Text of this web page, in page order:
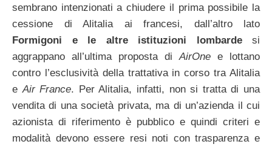
sembrano intenzionati a chiudere il prima possibile la
cessione di Alitalia ai francesi, dall’altro lato
Formigoni e le altre istituzioni lombardesi
aggrappano all’ultima proposta diAirOne e lottano
contro l’esclusività della trattativa in corso tra Alitalia
eAir France. Per Alitalia, infatti, non si tratta di una
vendita di una società privata, ma di un’azienda il cui
azionista di riferimento è pubblico e quindi criteri e
modalità devono essere resi noti con trasparenza e